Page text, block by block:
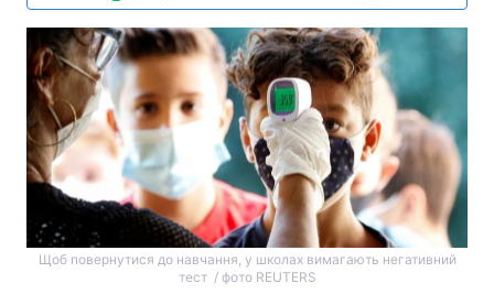
Щоб повернутися до навчання, у школах вимагають негативний
тест / фото REUTERS